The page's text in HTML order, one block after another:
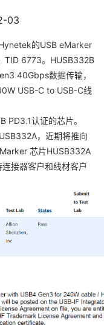
03
的USB eMarker
TID 6773。HUSB332B
40Gbps数据传输，
USB-C to USB-C线
认证的芯片。
，近期将推向
芯片HUSB332A
接器客户和线材客户